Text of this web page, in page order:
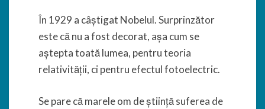
În 1929 a câștigat Nobelul. Surprinzător
este că nu a fost decorat, așa cum se
aștepta toată lumea, pentru teoria
relativității, ci pentru efectul fotoelectric.
Se pare că marele om de știință suferea de